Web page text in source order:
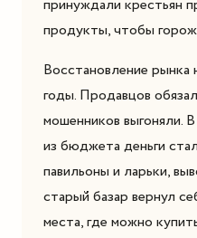
принуждали крестьян
продукты, чтобы
Восстановление рынка
годы. Продавцов
мошенников выгоняли.
из бюджета деньги
павильоны и ларьки,
старый базар вернул
места, где можно